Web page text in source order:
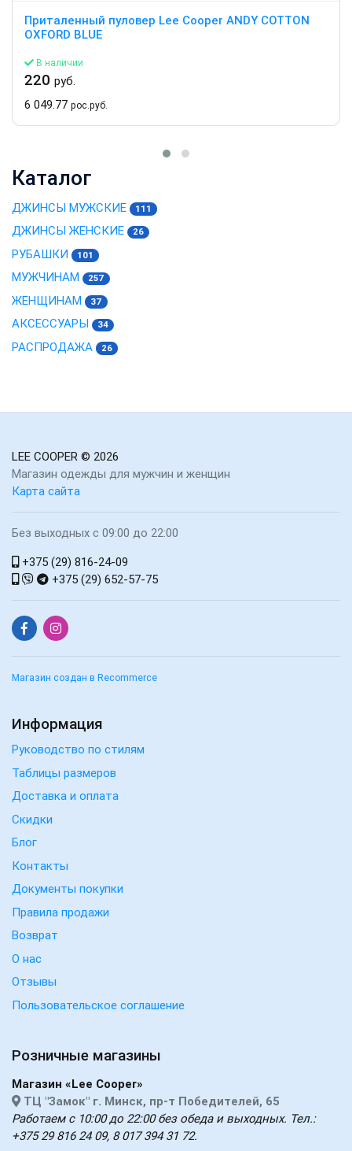
Приталенный пуловер Lee Cooper ANDY COTTON
OXFORD BLUE
В наличии
220 руб.
6 049.77 рос.руб.
Каталог
ДЖИНСЫ МУЖСКИЕ 111
ДЖИНСЫ ЖЕНСКИЕ 26
РУБАШКИ 101
МУЖЧИНАМ 257
ЖЕНЩИНАМ 37
АКСЕССУАРЫ 34
РАСПРОДАЖА 26
LEE COOPER © 2026
Магазин одежды для мужчин и женщин
Карта сайта
Без выходных с 09:00 до 22:00
+375 (29) 816-24-09
+375 (29) 652-57-75
Магазин создан в Recommerce
Информация
Руководство по стилям
Таблицы размеров
Доставка и оплата
Скидки
Блог
Контакты
Документы покупки
Правила продажи
Возврат
О нас
Отзывы
Пользовательское соглашение
Розничные магазины
Магазин «Lee Cooper»
ТЦ "Замок" г. Минск, пр-т Победителей, 65
Работаем с 10:00 до 22:00 без обеда и выходных. Тел.:
+375 29 816 24 09, 8 017 394 31 72.